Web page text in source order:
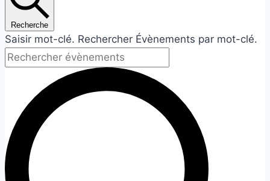
juillet
2026
Recherche
Saisir mot-clé. Rechercher Évènements par mot-clé.